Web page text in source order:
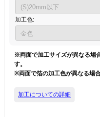
加工色:
※両面で加工サイズが異なる場
す。
※両面で箔の加工色が異なる場
加工についての詳細